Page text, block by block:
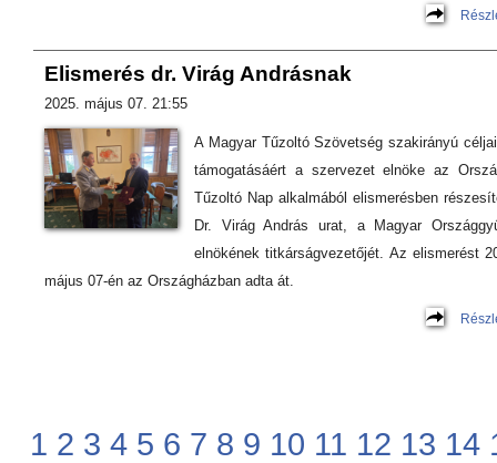
Elismerés dr. Virág Andrásnak
2025. május 07. 21:55
A Magyar Tűzoltó Szövetség szakirányú
támogatásáért a szervezet elnöke az
Tűzoltó Nap alkalmából elismerésben
Dr. Virág András urat, a Magyar
elnökének titkárságvezetőjét. Az elismerést
május 07-én az Országházban adta át.
1 2 3 4 5 6 7 8 9 10 11 12 13 14